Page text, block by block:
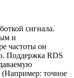
сигнала.
и
частоты он
Поддержка RDS
точное